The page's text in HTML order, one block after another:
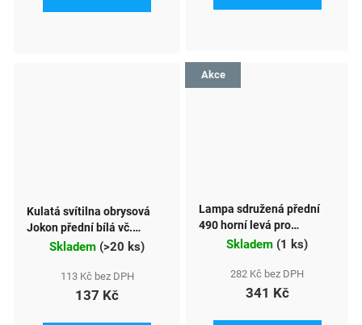
Kulatá svítilna obrysová
Jokon přední bílá vč.
odrazky PLR 272
Skladem (>20 ks)
113 Kč bez DPH
137 Kč
Akce
Lampa sdružená přední
490 horní levá pro
pracovní stroje
Skladem (1 ks)
282 Kč bez DPH
341 Kč